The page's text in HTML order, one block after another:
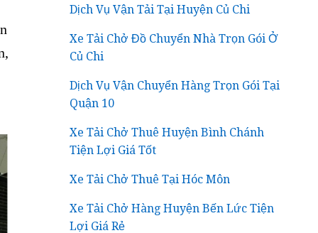
Dịch Vụ Vận Tải Tại Huyện Củ Chi
Xe Tải Chở Đồ Chuyển Nhà Trọn Gói Ở
Củ Chi
Dịch Vụ Vận Chuyển Hàng Trọn Gói Tại
Quận 10
Xe Tải Chở Thuê Huyện Bình Chánh
Tiện Lợi Giá Tốt
Xe Tải Chở Thuê Tại Hóc Môn
Xe Tải Chở Hàng Huyện Bến Lức Tiện
Lợi Giá Rẻ